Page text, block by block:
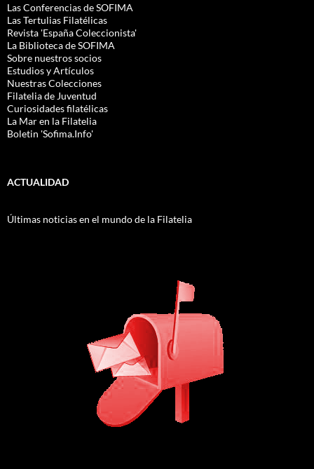
Las Conferencias de SOFIMA
Las Tertulias Filatélicas
Revista 'España Coleccionista'
La Biblioteca de SOFIMA
Sobre nuestros socios
Estudios y Artículos
Nuestras Colecciones
Filatelia de Juventud
Curiosidades filatélicas
La Mar en la Filatelia
Boletin 'Sofima.Info'
ACTUALIDAD
Últimas noticias en el mundo de la Filatelia